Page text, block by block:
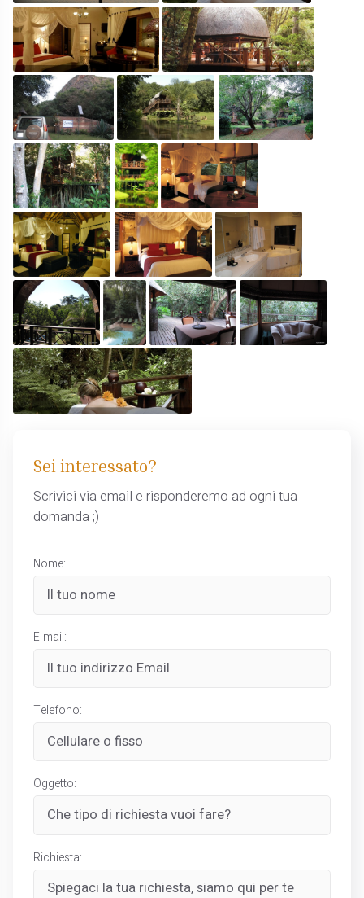
Sei interessato?
Scrivici via email e risponderemo ad ogni tua
domanda ;)
Nome:
E-mail:
Telefono:
Oggetto:
Richiesta: